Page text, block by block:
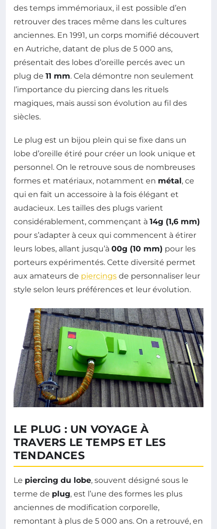
des temps immémoriaux, il est possible d’en
retrouver des traces même dans les cultures
anciennes. En 1991, un corps momifié découvert
en Autriche, datant de plus de 5 000 ans,
présentait des lobes d’oreille percés avec un
plug de 11 mm. Cela démontre non seulement
l’importance du piercing dans les rituels
magiques, mais aussi son évolution au fil des
siècles.
Le plug est un bijou plein qui se fixe dans un
lobe d’oreille étiré pour créer un look unique et
personnel. On le retrouve sous de nombreuses
formes et matériaux, notamment en métal, ce
qui en fait un accessoire à la fois élégant et
audacieux. Les tailles des plugs varient
considérablement, commençant à 14g (1,6 mm)
pour s’adapter à ceux qui commencent à étirer
leurs lobes, allant jusqu’à 00g (10 mm) pour les
porteurs expérimentés. Cette diversité permet
aux amateurs de piercings de personnaliser leur
style selon leurs préférences et leur évolution.
LE PLUG : UN VOYAGE À
TRAVERS LE TEMPS ET LES
TENDANCES
Le piercing du lobe, souvent désigné sous le
terme de plug, est l’une des formes les plus
anciennes de modification corporelle,
remontant à plus de 5 000 ans. On a retrouvé, en